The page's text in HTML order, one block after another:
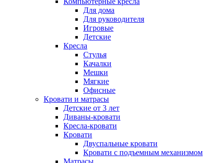
Для дома
Для руководителя
Игровые
Детские
Кресла
Стулья
Качалки
Мешки
Мягкие
Офисные
Кровати и матрасы
Детские от 3 лет
Диваны-кровати
Кресла-кровати
Кровати
Двуспальные кровати
Кровати с подъемным механизмом